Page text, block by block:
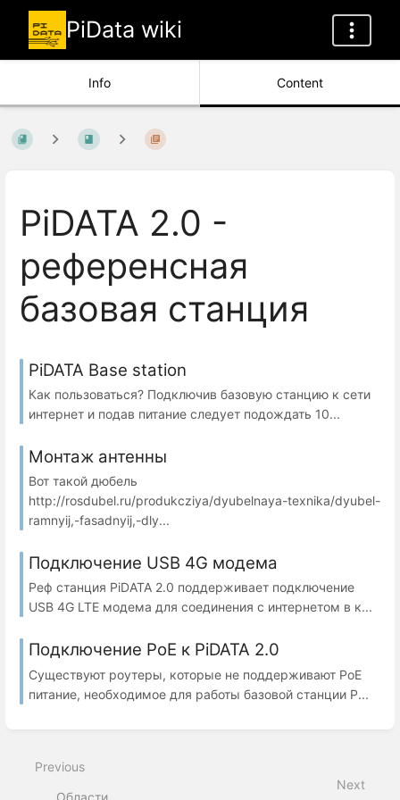
PiData wiki
Info Content
PiDATA 2.0 -
референсная
базовая станция
PiDATA Base station
Как пользоваться? Подключив базовую станцию к сети
интернет и подав питание следует подождать 10...
Монтаж антенны
Вот такой дюбель
http://rosdubel.ru/produkcziya/dyubelnaya-texnika/dyubel-
ramnyij,-fasadnyij,-dly...
Подключение USB 4G модема
Реф станция PiDATA 2.0 поддерживает подключение
USB 4G LTE модема для соединения с интернетом в к...
Подключение PoE к PiDATA 2.0
Существуют роутеры, которые не поддерживают PoE
питание, необходимое для работы базовой станции P...
Previous
Области
Next